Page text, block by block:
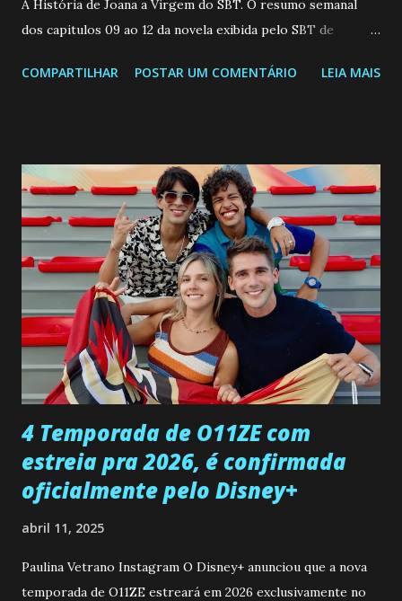
A História de Joana a Virgem do SBT. O resumo semanal
dos capitulos 09 ao 12 da novela exibida pelo SBT de
a Programação Semanal do SBT de 08/06/26 a 14/06/26
confessa a Gabriel que ele demonstrou ser o tipo de
pessoa que ela tanto desejou durante toda a vida. Camila
entra no quarto de Gabriel e imagina como seria o
encontro deles, quando conseguir seduzi-lo. Manuel avisa a
Paula sobre a suposta infidelidade de Gabriel com Joana.
Rogerio consegue se livrar de todas as suspeitas pelo
desaparecimento de Francisco, apontando que ele poderia
ter sido vítima da fúria de Gabriel. Artur informa a Gabriel
que a clínica inseminou por engano outra paciente, que está
...
COMPARTILHAR POSTAR UM COMENTÁRIO LEIA MAIS
4 Temporada de O11ZE com
estreia pra 2026, é confirmada
oficialmente pelo Disney+
abril 11, 2025
Paulina Vetrano Instagram O Disney+ anunciou que a nova
temporada de O11ZE estreará em 2026 exclusivamente no